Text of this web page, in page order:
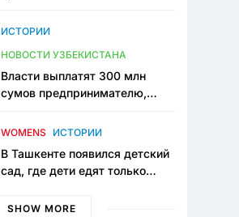
одно общественное
ИСТОРИИ
НОВОСТИ УЗБЕКИСТАНА
Власти выплатят 300 млн
сумов предпринимателю,
тюрьме по незаконному
WOMENS ИСТОРИИ
В Ташкенте появился детский
сад, где дети едят только
мама, которая устала просить
SHOW MORE